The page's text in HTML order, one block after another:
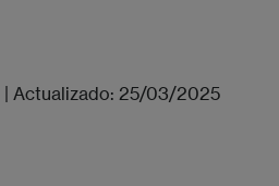
Actualizado: 25/03/2025